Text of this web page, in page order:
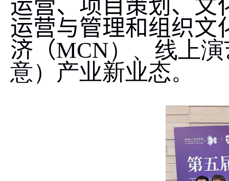
运营、项目策划、文
运营与管理和组织文
济（MCN）、线上
意）产业新业态。